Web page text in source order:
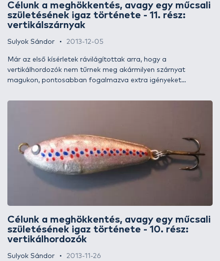
Célunk a meghökkentés, avagy egy műcsali
születésének igaz története - 11. rész:
vertikálszárnyak
Sulyok Sándor 2013-12-05
Már az első kísérletek rávilágítottak arra, hogy a
vertikálhordozók nem tűrnek meg akármilyen szárnyat
magukon, pontosabban fogalmazva extra igényeket
saját gyengeségeik miatt. A vertikálszárnyakkal való
ugyanezt megtettem a hordozóikkal is. Lássuk, miről is van
szó valójában!
Célunk a meghökkentés, avagy egy műcsali
születésének igaz története - 10. rész:
vertikálhordozók
Sulyok Sándor 2013-11-26